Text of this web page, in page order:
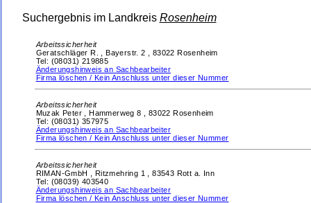
Suchergebnis im Landkreis Rosenheim
Arbeitssicherheit
Geratschläger R. ,Bayerstr. 2 , 83022 Rosenheim
Tel: (08031) 219885
Änderungshinweis an Sachbearbeiter
Firma löschen / Kein Anschluss unter dieser Nummer
Arbeitssicherheit
Muzak Peter ,Hammerweg 8 , 83022 Rosenheim
Tel: (08031) 357975
Änderungshinweis an Sachbearbeiter
Firma löschen / Kein Anschluss unter dieser Nummer
Arbeitssicherheit
RIMAN-GmbH , Ritzmehring 1 ,83543 Rott a. Inn
Tel: (08039) 403540
Änderungshinweis an Sachbearbeiter
Firma löschen / Kein Anschluss unter dieser Nummer